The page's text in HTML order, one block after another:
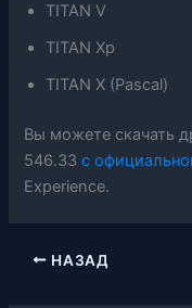
TITAN V
TITAN Xp
TITAN X (Pascal)
Вы можете скачать
546.33с
Experience.
НАЗАД